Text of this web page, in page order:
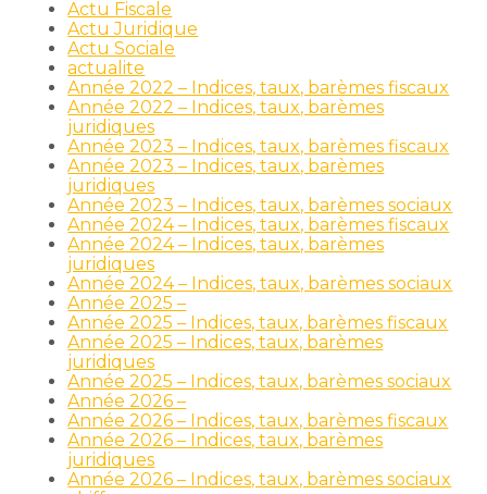
Actu Fiscale
Actu Juridique
Actu Sociale
actualite
Année 2022 – Indices, taux, barèmes fiscaux
Année 2022 – Indices, taux, barèmes
juridiques
Année 2023 – Indices, taux, barèmes fiscaux
Année 2023 – Indices, taux, barèmes
juridiques
Année 2023 – Indices, taux, barèmes sociaux
Année 2024 – Indices, taux, barèmes fiscaux
Année 2024 – Indices, taux, barèmes
juridiques
Année 2024 – Indices, taux, barèmes sociaux
Année 2025 –
Année 2025 – Indices, taux, barèmes fiscaux
Année 2025 – Indices, taux, barèmes
juridiques
Année 2025 – Indices, taux, barèmes sociaux
Année 2026 –
Année 2026 – Indices, taux, barèmes fiscaux
Année 2026 – Indices, taux, barèmes
juridiques
Année 2026 – Indices, taux, barèmes sociaux